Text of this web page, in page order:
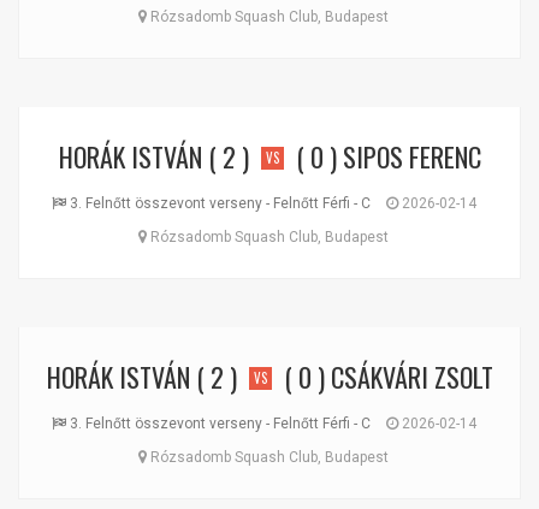
Rózsadomb Squash Club, Budapest
HORÁK ISTVÁN ( 2 ) VS ( 0 )SIPOS FERENC
3. Felnőtt összevont verseny - Felnőtt Férfi - C
2026-02-14
Rózsadomb Squash Club, Budapest
HORÁK ISTVÁN ( 2 ) VS ( 0 )CSÁKVÁRI ZSOLT
3. Felnőtt összevont verseny - Felnőtt Férfi - C
2026-02-14
Rózsadomb Squash Club, Budapest